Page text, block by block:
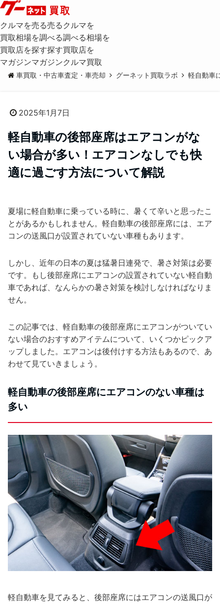
クルマを売る売る クルマを
買取相場を調べる調べる相場を
買取店を探す探す買取店を
マガジンマガジンクルマ買取
車買取・中古車査定・車売却 グーネット買取ラボ 軽自動車
2025年1月7日
軽自動車の後部座席はエアコンがな
い場合が多い！エアコンなしでも快
適に過ごす方法について解説
夏場に軽自動車に乗っている時に、暑くて辛いと思ったこ
とがあるかもしれません。軽自動車の後部座席には、エア
コンの送風口が設置されていない車種もあります。
しかし、近年の日本の夏は猛暑日連発で、暑さ対策は必要
です。もし後部座席にエアコンの設置されていない軽自動
車であれば、なんらかの暑さ対策を検討しなければなりま
せん。
この記事では、軽自動車の後部座席にエアコンがついてい
ない場合のおすすめアイテムについて、いくつかピックア
ップしました。エアコンは後付けする方法もあるので、あ
わせて見ていきましょう。
軽自動車の後部座席にエアコンのない車種は
多い
軽自動車を見てみると、後部座席にはエアコンの送風口が